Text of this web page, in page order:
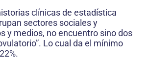
clínicas de estadística
sectores sociales y
y medios, no encuentro sino dos
Lo cual da el mínimo